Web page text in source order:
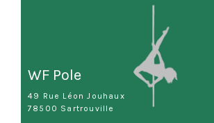
WF Pole
49 Rue Léon Jouhaux
78500 Sartrouville